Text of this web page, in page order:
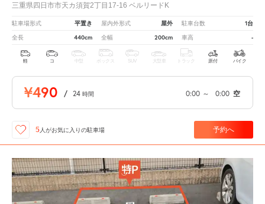
三重県四日市市天カ須賀2丁目17-16 ベルリードK
駐車場形式 平置き 屋内外形式 屋外 駐車台数 1台
全長 440cm 全幅 200cm 車高 -
軽 コ 中型 ボックス SUV 大型車 トラック 原付 バイク
¥490 / 24 時間 0:00 ～ 0:00 空
5 人がお気に入りの駐車場 予約へ